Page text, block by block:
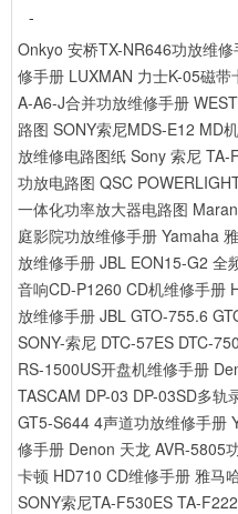
-
Onkyo 安桥TX-NR646功放维修
修手册 LUXMAN 力士K-05磁带
A-A6-J合并功放维修手册
路图 SONY索尼MDS-E12 MD
放维修电路图纸 Sony 索尼 TA-
功放电路图 QSC
一体化功率放大器电路图
庭影院功放维修手册 Yamaha
放维修手册 JBL EON15-G2 全
音响CD-P1260 CD机维修手册
放维修手册 JBL GTO-755.6
SONY-索尼 DTC-57ES DTC-
RS-1500US开盘机维修手册
TASCAM DP-03 DP-03SD多轨
GT5-S644 4声道功放维修手册
修手册 Denon 天龙 AVR-5805
卡顿 HD710 CD维修手册 雅马
SONY索尼TA-F530ES TA-